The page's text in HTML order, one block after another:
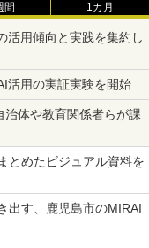
間 1カ月
活用傾向と実践を集約し
活用の実証実験を開始
体や教育関係者らが課
とめたビジュアル資料を
出す、鹿児島市のMIRAI